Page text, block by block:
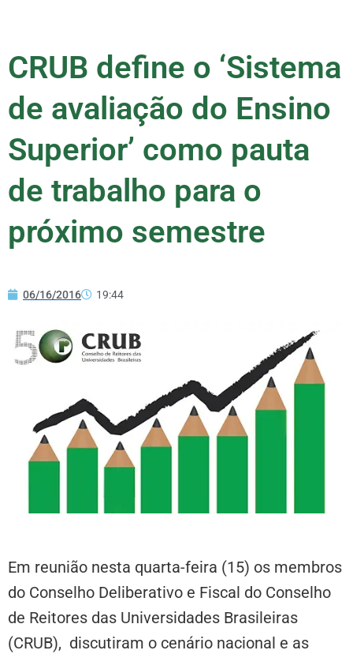
CRUB define o ‘Sistema
de avaliação do Ensino
Superior’ como pauta
de trabalho para o
próximo semestre
06/16/2016 19:44
Em reunião nesta quarta-feira (15) os membros
do Conselho Deliberativo e Fiscal do Conselho
de Reitores das Universidades Brasileiras
(CRUB), discutiram o cenário nacional e as